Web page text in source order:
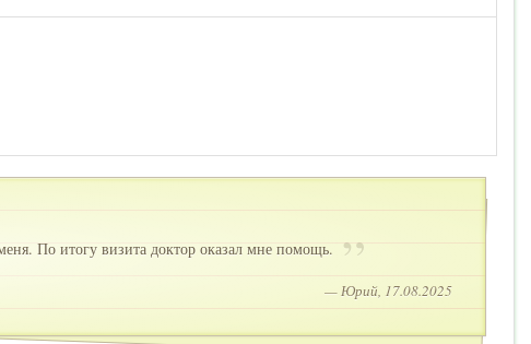
По итогу визита доктор оказал мне помощь.
— Юрий, 17.08.2025